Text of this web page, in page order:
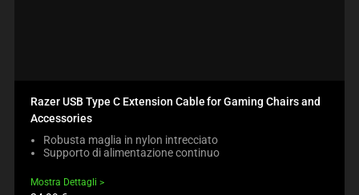
Razer USB Type C Extension Cable for Gaming Chairs and
Accessories
Robusta maglia in nylon intrecciato
Supporto di alimentazione continuo
Mostra Dettagli